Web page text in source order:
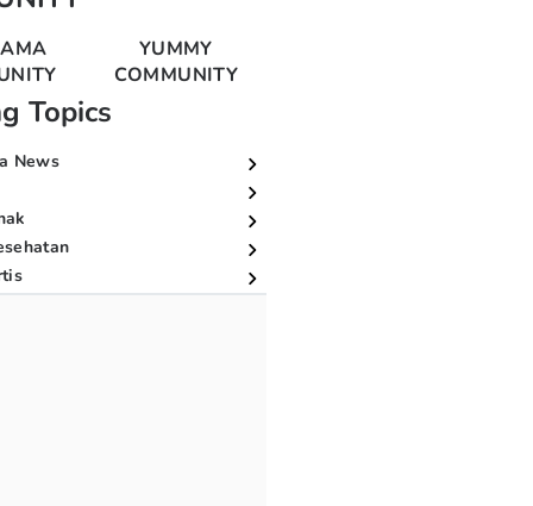
YUMMY
COMMUNITY
Topics
News